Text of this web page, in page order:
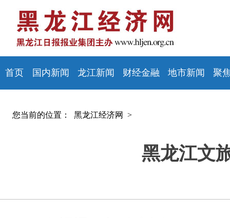
首页 国内新闻 龙江新闻 财经金融 地市新闻 聚
您当前的位置： 黑龙江经济网 >
黑龙江文